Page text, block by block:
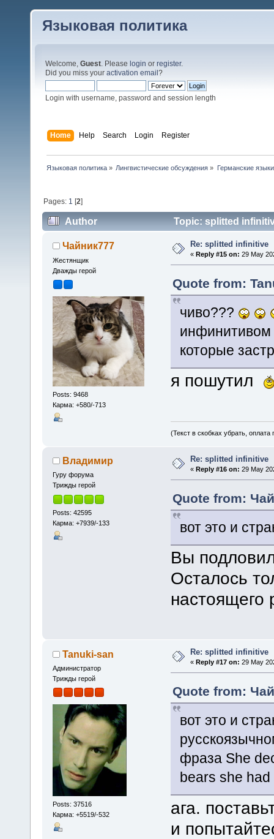
Языковая политика
Welcome, Guest. Please login or register.
Did you miss your activation email ?
Login with username, password and session length
Home Help Search Login Register
Языковая политика» Лингвистические обсуждения » Германские языки
Pages: 1 [2]
Author Topic: splitted
Чайник777
Жестянщик
Дважды герой
Posts: 9468
Карма: +580/-713
Re: splitted infinitive
«Reply #15 on: 29 May
Quote from:
чиво???
инфинитивом
которые
я пошутил
(Текст в скобках убрать,
Владимир
Гуру форума
Трижды герой
Posts: 42595
Карма: +7939/-133
Re: splitted infinitive
«Reply #16 on: 29 May
Quote from:
вот это и
Вы
Осталось
настоящего
Tanuki-san
Администратор
Трижды герой
Posts: 37516
Карма: +5519/-532
Re: splitted infinitive
« Reply #17 on: 29 May
Quote from:
вот это и
фраза She
bears she
ага.
и